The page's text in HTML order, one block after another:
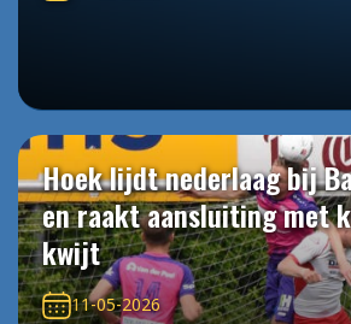
Hoek lijdt nederlaag bij
en raakt aansluiting met
kwijt
11-05-2026